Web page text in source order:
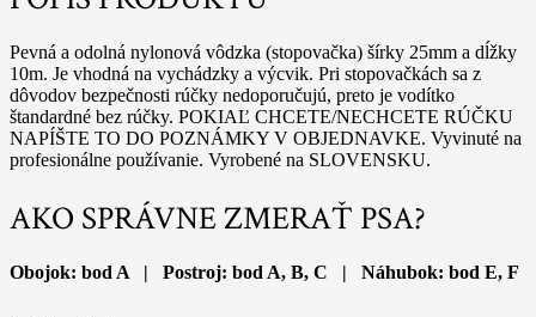
Pevná a odolná nylonová vôdzka (stopovačka) šírky 25mm a dĺžky
10m. Je vhodná na vychádzky a výcvik. Pri stopovačkách sa z
dôvodov bezpečnosti rúčky nedoporučujú, preto je vodítko
štandardné bez rúčky. POKIAĽ CHCETE/NECHCETE RÚČKU
NAPÍŠTE TO DO POZNÁMKY V OBJEDNAVKE. Vyvinuté na
profesionálne používanie. Vyrobené na SLOVENSKU.
AKO SPRÁVNE ZMERAŤ PSA?
Obojok: bod A | Postroj: bod A, B, C | Náhubok: bod E, F